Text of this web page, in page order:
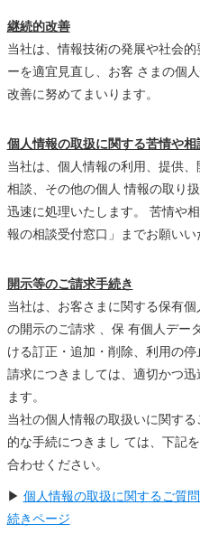
継続的改善
当社は、情報技術の発展や社会
ーを適宜見直し、お客 さまの個
改善に努めてまいります。
個人情報の取扱に関する苦情や相
当社は、個人情報の利用、提供
相談、その他の個人 情報の取り
迅速に処理いたします。 苦情や
報の相談受付窓口」までお願いい
開示等のご請求手続き
当社は、お客さまに関する保有
の開示のご請求 、保 有個人デー
ける訂正・追加・削除、利用の
請求につきましては、適切かつ
ます。
当社の個人情報の取扱いに関す
的な手続につきまし ては、下記
合わせください。
▶ 個人情報の取扱に関するご質
続きページ